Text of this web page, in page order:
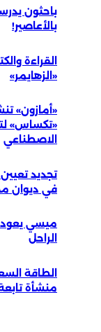
باحثون
بالأعاصير!
القراءة
«الزهايمر»
«أمازون»
«تكساس»
الاصطناعي
تجديد
في ديوان
ميسي يعود
الراحل
الطاقة
منشأة